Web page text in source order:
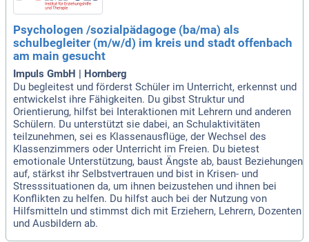
Psychologen /sozialpädagoge (ba/ma) als
schulbegleiter (m/w/d) im kreis und stadt offenbach
am main gesucht
Impuls GmbH | Hornberg
Du begleitest und förderst Schüler im Unterricht, erkennst und
entwickelst ihre Fähigkeiten. Du gibst Struktur und
Orientierung, hilfst bei Interaktionen mit Lehrern und anderen
Schülern. Du unterstützt sie dabei, an Schulaktivitäten
teilzunehmen, sei es Klassenausflüge, der Wechsel des
Klassenzimmers oder Unterricht im Freien. Du bietest
emotionale Unterstützung, baust Ängste ab, baust Beziehungen
auf, stärkst ihr Selbstvertrauen und bist in Krisen- und
Stresssituationen da, um ihnen beizustehen und ihnen bei
Konflikten zu helfen. Du hilfst auch bei der Nutzung von
Hilfsmitteln und stimmst dich mit Erziehern, Lehrern, Dozenten
und Ausbildern ab.